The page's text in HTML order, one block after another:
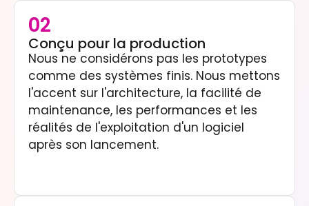
02
Conçu pour la production
Nous ne considérons pas les prototypes
comme des systèmes finis. Nous mettons
l'accent sur l'architecture, la facilité de
maintenance, les performances et les
réalités de l'exploitation d'un logiciel
après son lancement.